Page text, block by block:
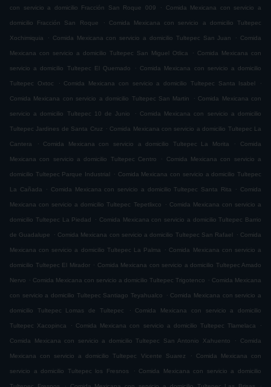
con servicio a domicilio Fracción San Roque 009 . Comida Mexicana con servicio a
domicilio Fracción San Roque . Comida Mexicana con servicio a domicilio Tultepec
Xochimiquia . Comida Mexicana con servicio a domicilio Tultepec San Juan . Comida
Mexicana con servicio a domicilio Tultepec San Miguel Otlica . Comida Mexicana con
servicio a domicilio Tultepec El Quemado . Comida Mexicana con servicio a domicilio
Tultepec Oxtoc . Comida Mexicana con servicio a domicilio Tultepec Santa Isabel .
Comida Mexicana con servicio a domicilio Tultepec San Martin . Comida Mexicana con
servicio a domicilio Tultepec 10 de Junio . Comida Mexicana con servicio a domicilio
Tultepec Jardines de Santa Cruz . Comida Mexicana con servicio a domicilio Tultepec La
Cantera . Comida Mexicana con servicio a domicilio Tultepec La Morita . Comida
Mexicana con servicio a domicilio Tultepec Centro . Comida Mexicana con servicio a
domicilio Tultepec Parque Industrial . Comida Mexicana con servicio a domicilio Tultepec
La Cañada . Comida Mexicana con servicio a domicilio Tultepec Santa Rita . Comida
Mexicana con servicio a domicilio Tultepec Tepetlixco . Comida Mexicana con servicio a
domicilio Tultepec La Piedad . Comida Mexicana con servicio a domicilio Tultepec Barrio
de Guadalupe . Comida Mexicana con servicio a domicilio Tultepec San Rafael . Comida
Mexicana con servicio a domicilio Tultepec La Palma . Comida Mexicana con servicio a
domicilio Tultepec El Mirador . Comida Mexicana con servicio a domicilio Tultepec Amado
Nervo . Comida Mexicana con servicio a domicilio Tultepec Trigotenco . Comida Mexicana
con servicio a domicilio Tultepec Santiago Teyahualco . Comida Mexicana con servicio a
domicilio Tultepec Lomas de Tultepec . Comida Mexicana con servicio a domicilio
Tultepec Xacopinca . Comida Mexicana con servicio a domicilio Tultepec Tlamelaca .
Comida Mexicana con servicio a domicilio Tultepec San Antonio Xahuento . Comida
Mexicana con servicio a domicilio Tultepec Vicente Suarez . Comida Mexicana con
servicio a domicilio Tultepec los Fresnos . Comida Mexicana con servicio a domicilio
. .